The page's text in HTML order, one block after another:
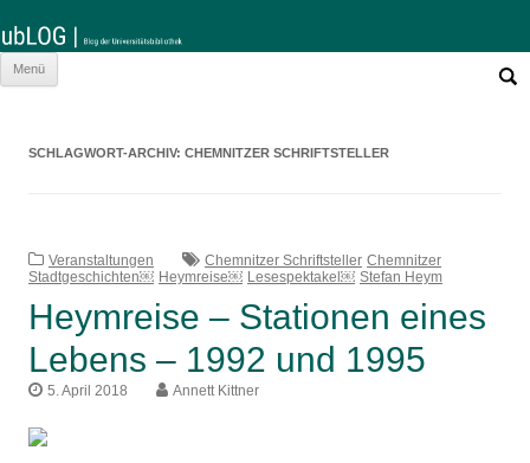
Menü
nach:
SCHLAGWORT-ARCHIV: CHEMNITZER SCHRIFTSTELLER
Veranstaltungen Chemnitzer Schriftsteller Chemnitzer
Stadtgeschichten￼ Heymreise￼ Lesespektakel￼ Stefan Heym
Heymreise – Stationen eines
Lebens – 1992 und 1995
5. April 2018 Annett Kittner